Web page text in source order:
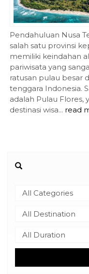
Pendahuluan Nusa
salah satu provinsi
memiliki keindahan
pariwisata yang
ratusan pulau besar
tenggara Indonesia.
adalah Pulau Flores,
destinasi wisa... read